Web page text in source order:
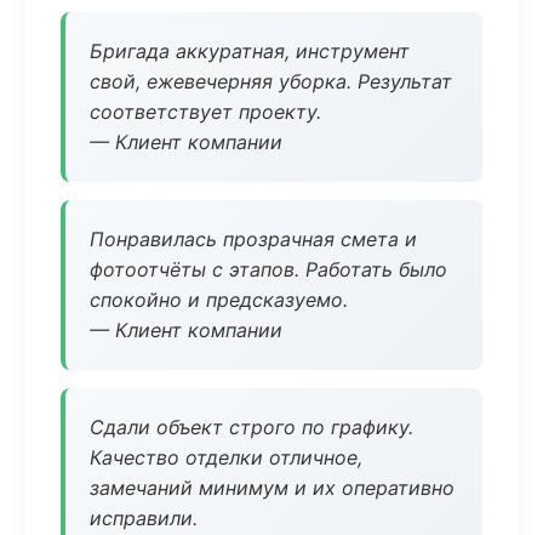
Бригада аккуратная, инструмент
свой, ежевечерняя уборка. Результат
соответствует проекту.
— Клиент компании
Понравилась прозрачная смета и
фотоотчёты с этапов. Работать было
спокойно и предсказуемо.
— Клиент компании
Сдали объект строго по графику.
Качество отделки отличное,
замечаний минимум и их оперативно
исправили.